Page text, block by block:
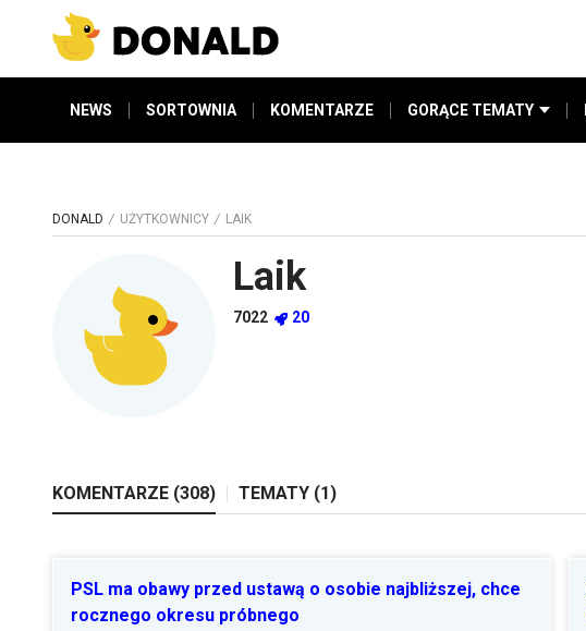
NEWS SORTOWNIA KOMENTARZE GORĄCE TEMATY
DONALD UŻYTKOWNICY LAIK
Laik
7022 20
KOMENTARZE (308) TEMATY (1)
PSL ma obawy przed ustawą o osobie najbliższej, chce
rocznego okresu próbnego